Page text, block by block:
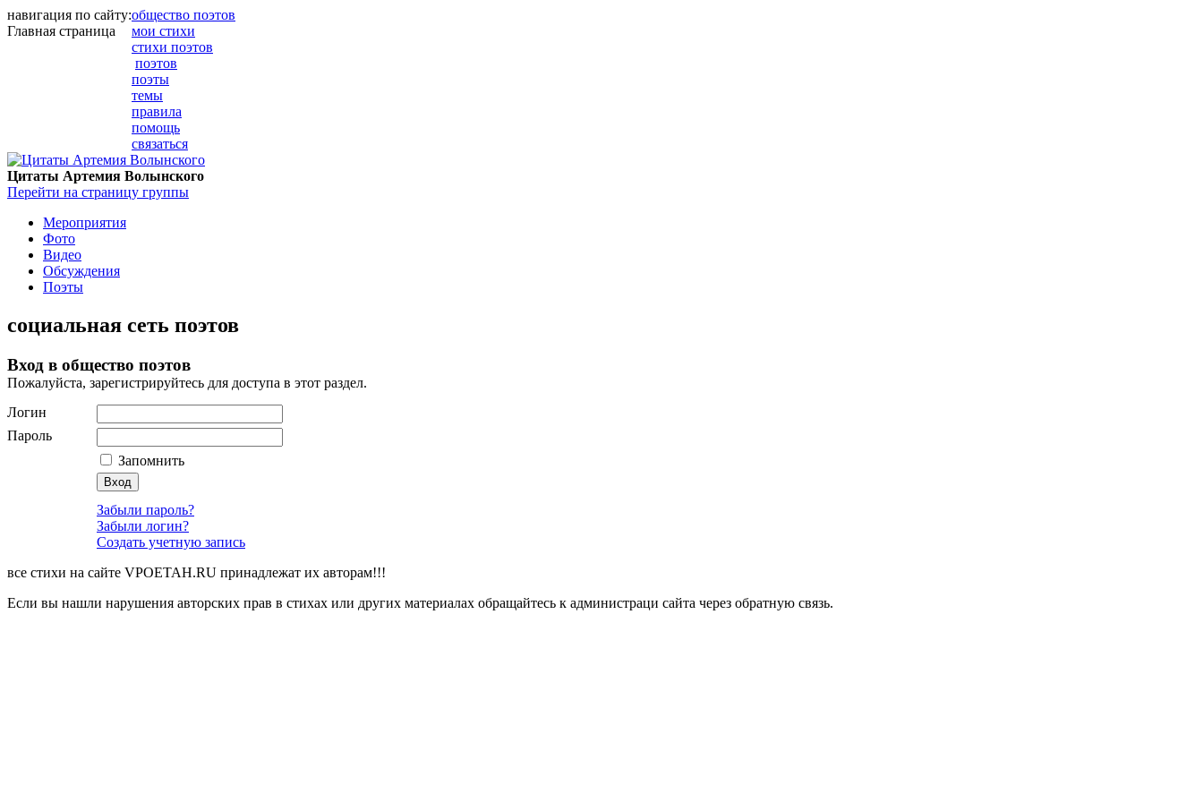
навигация по сайту:
Главная страница
общество поэтов
мои стихи
стихи поэтов
поэтов
поэты
темы
правила
помощь
связаться
Цитаты Артемия Волынского
Перейти на страницу группы
Мероприятия
Фото
Видео
Обсуждения
Поэты
социальная сеть поэтов
Вход в общество поэтов
Пожалуйста, зарегистрируйтесь для доступа в этот раздел.
Логин
Пароль
Запомнить
Забыли пароль?
Забыли логин?
Создать учетную запись
все стихи на сайте VPOETAH.RU принадлежат их авторам!!!
Если вы нашли нарушения авторских прав в стихах или других материалах обращайтесь к администраци сайта через обратную связь.